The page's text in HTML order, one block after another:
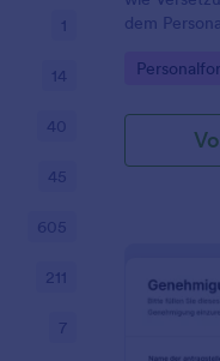
dem
Go to
1
14
40
45
605
211
7